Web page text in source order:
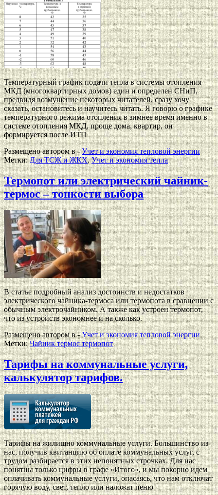
Температурный график подачи тепла в системы отопления
МКД (многоквартирных домов) един и определен СНиП,
предвидя возмущение некоторых читателей, сразу хочу
сказать, остановитесь и научитесь читать. Я говорю о графике
температурного режима отопления в зимнее время именно в
системе отопления МКД, проще дома, квартир, он
формируется после ИТП
Размещено автором в -Учет и экономия тепловой энергии
Метки:Для ТСЖ и ЖКХ,Учет и экономия тепла
Термопот или электрический чайник-
термос – тонкости выбора
В статье подробный анализ достоинств и недостатков
электрического чайника-термоса или термопота в сравнении с
обычным электрочайником. А также как устроен термопот,
что из устройств экономнее и на сколько.
Размещено автором в -Учет и экономия тепловой энергии
Метки:Чайник термос термопот
Тарифы на коммунальные услуги,
калькулятор тарифов.
Тарифы на жилищно коммунальные услуги. Большинство из
нас, получив квитанцию об оплате коммунальных услуг, с
трудом разбирается в этих непонятных строчках. Для нас
понятны только цифры в графе «Итого», и мы покорно идем
оплачивать коммунальные услуги, опасаясь, что нам отключат
горячую воду, свет, тепло или наложат пеню